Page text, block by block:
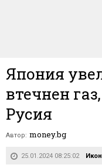
Япония
втечнен
Русия
Автор: money.bg
25.01.2024 08:25:02